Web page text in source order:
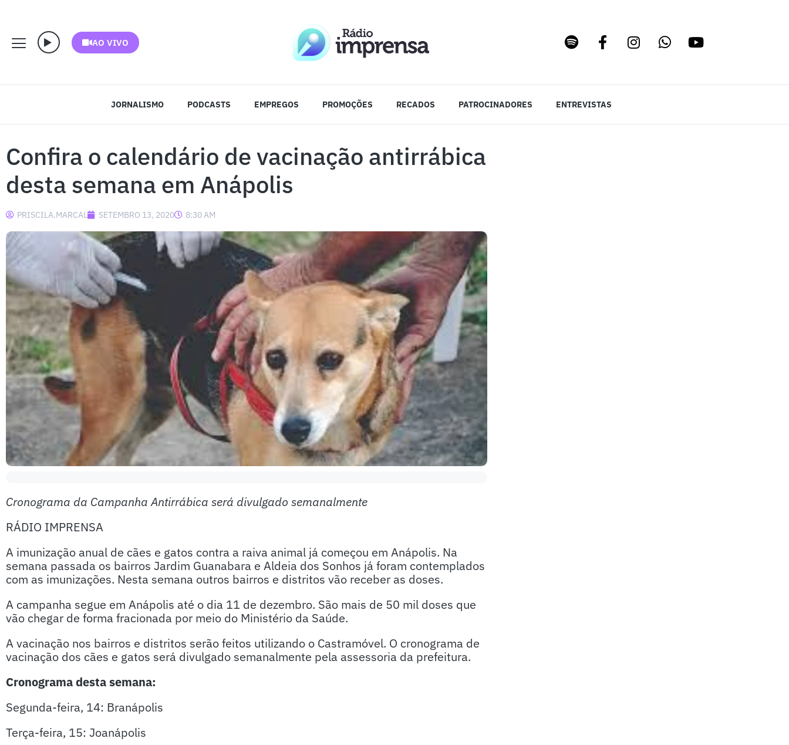
AO VIVO
JORNALISMO PODCASTS EMPREGOS PROMOÇÕES RECADOS PATROCINADORES ENTREVISTAS
Confira o calendário de vacinação antirrábica
desta semana em Anápolis
PRISCILA.MARCAL SETEMBRO 13, 2020 8:30 AM
Cronograma da Campanha Antirrábica será divulgado semanalmente
RÁDIO IMPRENSA
A imunização anual de cães e gatos contra a raiva animal já começou em Anápolis. Na
semana passada os bairros Jardim Guanabara e Aldeia dos Sonhos já foram contemplados
com as imunizações. Nesta semana outros bairros e distritos vão receber as doses.
A campanha segue em Anápolis até o dia 11 de dezembro. São mais de 50 mil doses que
vão chegar de forma fracionada por meio do Ministério da Saúde.
A vacinação nos bairros e distritos serão feitos utilizando o Castramóvel. O cronograma de
vacinação dos cães e gatos será divulgado semanalmente pela assessoria da prefeitura.
Cronograma desta semana:
Segunda-feira, 14: Branápolis
Terça-feira, 15: Joanápolis